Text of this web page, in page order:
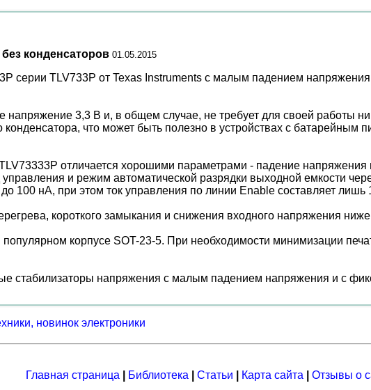
конденсаторов 01.05.2015
серии TLV733P от Texas Instruments с малым падением
3,3 В и, в общем случае, не требует для своей работы
что может быть полезно в устройствах с батарейным
отличается хорошими параметрами - падение
и режим автоматической разрядки выходной емкости
100 нА, при этом ток управления по линии Enable составляет лишь
короткого замыкания и снижения входного напряжения
корпусе SOT-23-5. При необходимости минимизации
стабилизаторы напряжения c малым падением напряжения и с
новинок электроники
Главная страница Библиотека Статьи Карта сайта Отзывы о